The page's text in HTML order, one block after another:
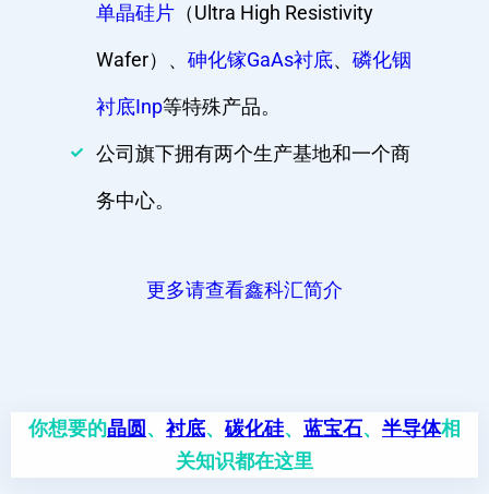
单晶硅片 （Ultra High Resistivity
Wafer）、 砷化镓GaAs衬底、 磷化铟
衬底Inp等特殊产品。
公司旗下拥有两个生产基地和一个商
务中心。
更多请查看鑫科汇简介
你想要的晶圆 、衬底、 碳化硅、 蓝宝石、 半导体相
关知识都在这里